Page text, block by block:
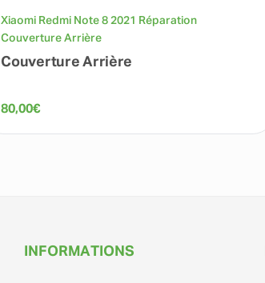
Xiaomi Redmi Note 8 2021 Réparation
Couverture Arrière
Couverture Arrière
80,00€
INFORMATIONS